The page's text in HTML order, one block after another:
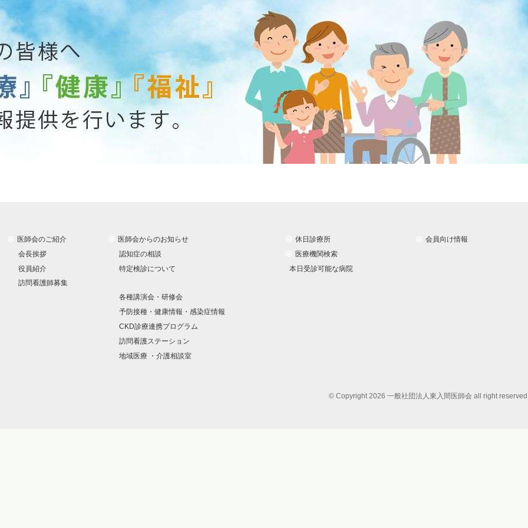
医師会のご紹介
会長挨拶
役員紹介
訪問看護師募集
医師会からのお知らせ
認知症の相談
特定検診について
各種講演会・研修会
予防接種・健康情報・感染症情報
CKD診療連携プログラム
訪問看護ステーション
地域医療 ・介護相談室
休日診療所
医療機関検索
本日受診可能な病院
会員向け情報
© Copyright 2026 一般社団法人東入間医師会 all right